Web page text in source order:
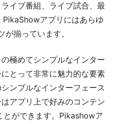
イブ番組、ライブ試合、最
PikaShowアプリにはあらゆ
が揃っています。
極めてシンプルなインター
とって非常に魅力的な要素
ンプルなインターフェース
アプリ上で好みのコンテン
とができます。Pikashowア